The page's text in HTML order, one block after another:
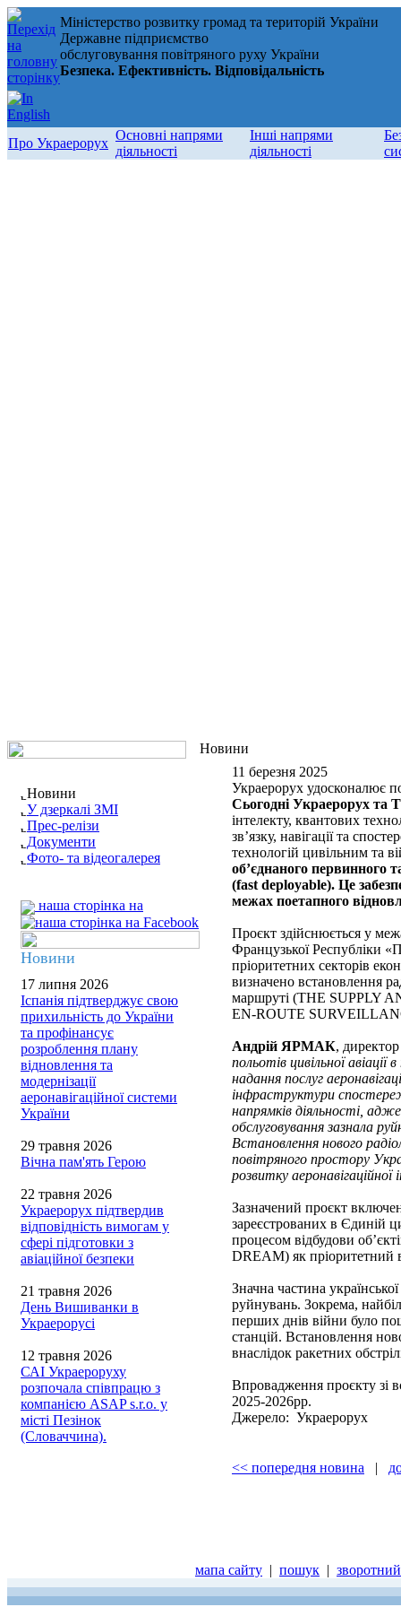
Міністерство розвитку громад та територій України
Державне підприємство
обслуговування повітряного руху України
Безпека. Ефективність. Відповідальність
Про Украерорух
Основні напрями
діяльності
Інші напрями
діяльності
Новини
У дзеркалі ЗМІ
Прес-релізи
Документи
Фото- та відеогалерея
наша сторінка на
Новини
17 липня 2026
Іспанія підтверджує свою
прихильність до України
та профінансує
розроблення плану
відновлення та
модернізації
аеронавігаційної системи
України
29 травня 2026
Вічна пам'ять Герою
22 травня 2026
Украерорух підтвердив
відповідність вимогам у
сфері підготовки з
авіаційної безпеки
21 травня 2026
День Вишиванки в
Украерорусі
12 травня 2026
САІ Украероруху
розпочала співпрацю з
компанією ASAP s.r.o. у
місті Пезінок
(Словаччина).
Новини
11 березня 2025
Украерорух удосконалює
Сьогодні Украерорух
інтелекту, квантових
зв’язку, навігації та
технологій цивільним та
об’єднаного первинного
(fast deployable). Це
межах поетапного
Проєкт здійснюється у
Французької Республіки
пріоритетних секторів
визначено встановлення
маршруті (THE SUPPLY
EN-ROUTE
Андрій ЯРМАК,
польотів цивільної
надання послуг
інфраструктури
напрямків діяльності,
обслуговування зазнала
Встановлення нового
повітряного простору
розвитку
Зазначений проєкт
зареєстрованих в Єдиній
процесом відбудови
DREAM) як пріоритетний в
Значна частина
руйнувань. Зокрема,
перших днів війни було
станцій. Встановлення
внаслідок ракетних
Впровадження проєкту зі
2025-2026рр.
Джерело: Украерорух
<< попередня новина |
мапа сайту | пошук |